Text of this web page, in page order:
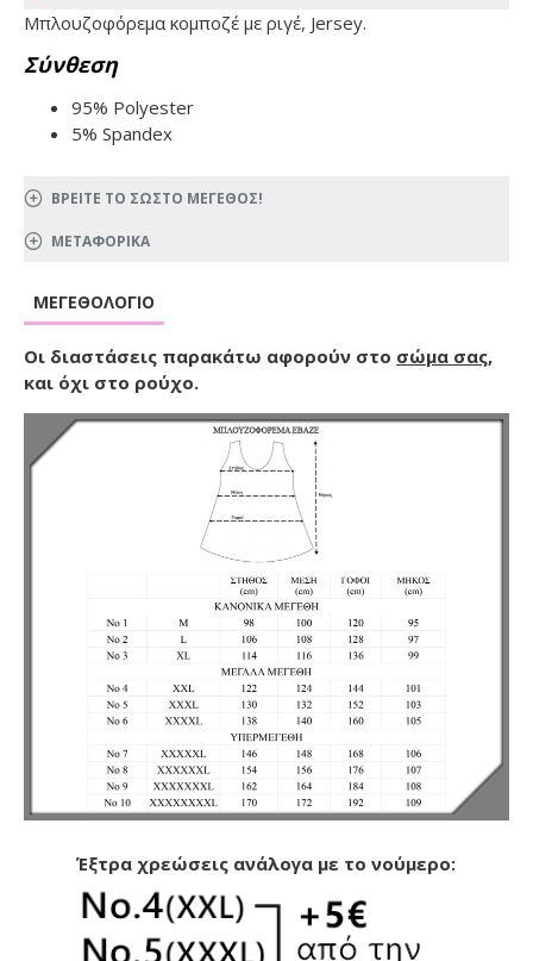
Μπλουζοφόρεμα κομποζέ με ριγέ, Jersey.
Σύνθεση
95% Polyester
5% Spandex
ΒΡΕΙΤΕ ΤΟ ΣΩΣΤΟ ΜΕΓΕΘΟΣ!
ΜΕΤΑΦΟΡΙΚΑ
ΜΕΓΕΘΟΛΌΓΙΟ
Οι διαστάσεις παρακάτω αφορούν στο σώμα σας,
και όχι στο ρούχο.
Έξτρα χρεώσεις ανάλογα με το νούμερο: